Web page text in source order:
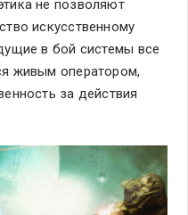
не позволяют
искусственному
в бой системы все
живым оператором,
за действия